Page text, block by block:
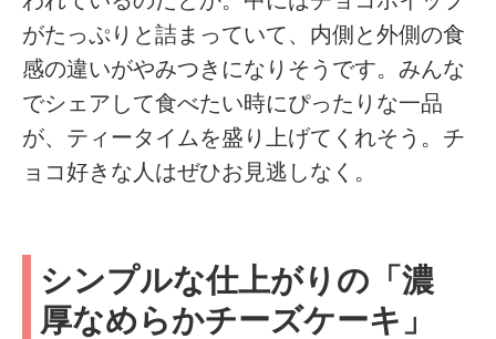
がたっぷりと詰まっていて、内側と外側の食
感の違いがやみつきになりそうです。みんな
でシェアして食べたい時にぴったりな一品
が、ティータイムを盛り上げてくれそう。チ
ョコ好きな人はぜひお見逃しなく。
シンプルな仕上がりの「濃
厚なめらかチーズケーキ」